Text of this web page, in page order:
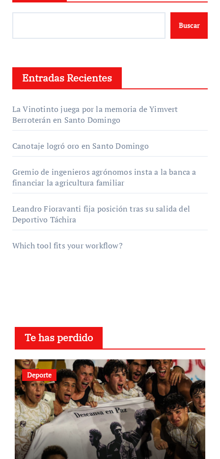
Buscar
Entradas Recientes
La Vinotinto juega por la memoria de Yimvert
Berroterán en Santo Domingo
Canotaje logró oro en Santo Domingo
Gremio de ingenieros agrónomos insta a la banca a
financiar la agricultura familiar
Leandro Fioravanti fija posición tras su salida del
Deportivo Táchira
Which tool fits your workflow?
Te has perdido
Deporte